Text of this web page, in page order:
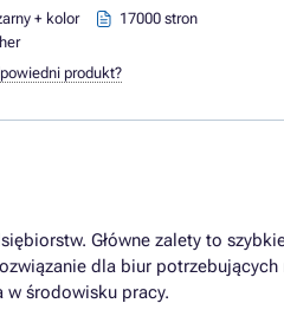
+ kolor
17000 stron
produkt?
Główne zalety to
dla biur
w środowisku pracy.